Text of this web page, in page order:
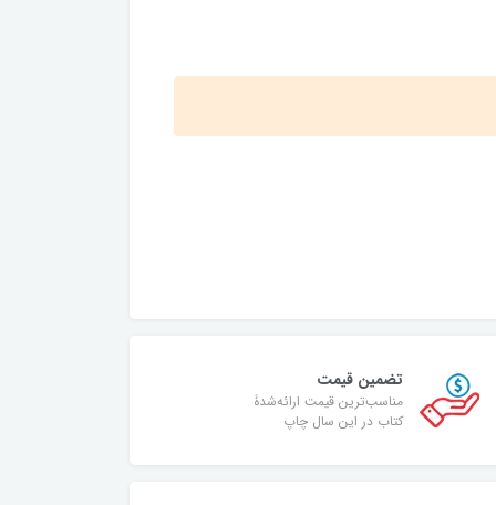
تضمین قیمت
مناسب‌ترین قیمت ارائه‌شدۀ
کتاب در این سال چاپ